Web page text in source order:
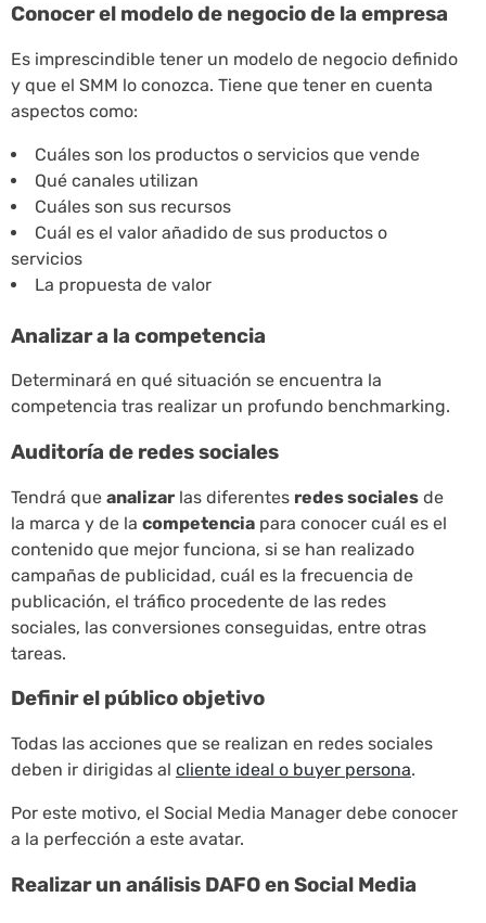
Conocer el modelo de negocio de la empresa
Es imprescindible tener un modelo de negocio definido
y que el SMM lo conozca. Tiene que tener en cuenta
aspectos como:
Cuáles son los productos o servicios que vende
Qué canales utilizan
Cuáles son sus recursos
Cuál es el valor añadido de sus productos o
servicios
La propuesta de valor
Analizar a la competencia
Determinará en qué situación se encuentra la
competencia tras realizar un profundo benchmarking.
Auditoría de redes sociales
Tendrá que analizar las diferentes redes sociales de
la marca y de la competencia para conocer cuál es el
contenido que mejor funciona, si se han realizado
campañas de publicidad, cuál es la frecuencia de
publicación, el tráfico procedente de las redes
sociales, las conversiones conseguidas, entre otras
tareas.
Definir el público objetivo
Todas las acciones que se realizan en redes sociales
deben ir dirigidas al cliente ideal o buyer persona.
Por este motivo, el Social Media Manager debe conocer
a la perfección a este avatar.
Realizar un análisis DAFO en Social Media